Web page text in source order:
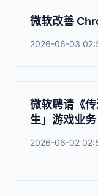
微软改善
2026-06-03
微软聘请《
生」游戏业务
2026-06-02